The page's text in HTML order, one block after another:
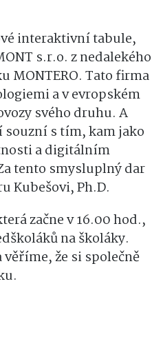
interaktivní tabule,
s.r.o. z nedalekého
MONTERO. Tato firma
a v evropském
svého druhu. A
s tím, kam jako
a digitálním
tento smysluplný dar
Kubešovi, Ph.D.
začne v 16.00 hod.,
na školáky.
že si společně